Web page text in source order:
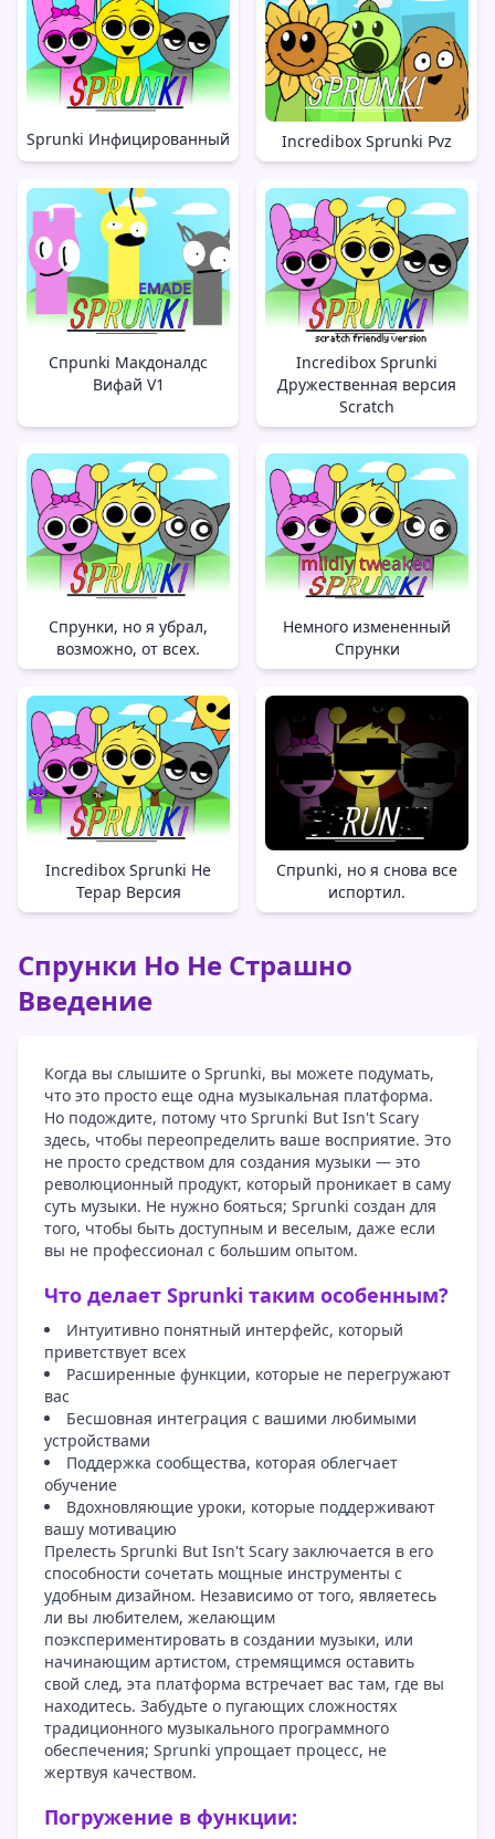
Sprunki Инфицированный Incredibox Sprunki Pvz
Спрunki Макдоналдс
Вифай V1
Incredibox Sprunki
Дружественная версия
Scratch
Спрунки, но я убрал,
возможно, от всех.
Немного измененный
Спрунки
Incredibox Sprunki Не
Терар Версия
Спрunki, но я снова все
испортил.
Спрунки Но Не Страшно
Введение
Когда вы слышите о Sprunki, вы можете подумать,
что это просто еще одна музыкальная платформа.
Но подождите, потому что Sprunki But Isn't Scary
здесь, чтобы переопределить ваше восприятие. Это
не просто средством для создания музыки — это
революционный продукт, который проникает в саму
суть музыки. Не нужно бояться; Sprunki создан для
того, чтобы быть доступным и веселым, даже если
вы не профессионал с большим опытом.
Что делает Sprunki таким особенным?
Интуитивно понятный интерфейс, который
приветствует всех
Расширенные функции, которые не перегружают
вас
Бесшовная интеграция с вашими любимыми
устройствами
Поддержка сообщества, которая облегчает
обучение
Вдохновляющие уроки, которые поддерживают
вашу мотивацию
Прелесть Sprunki But Isn't Scary заключается в его
способности сочетать мощные инструменты с
удобным дизайном. Независимо от того, являетесь
ли вы любителем, желающим
поэкспериментировать в создании музыки, или
начинающим артистом, стремящимся оставить
свой след, эта платформа встречает вас там, где вы
находитесь. Забудьте о пугающих сложностях
традиционного музыкального программного
обеспечения; Sprunki упрощает процесс, не
жертвуя качеством.
Погружение в функции: